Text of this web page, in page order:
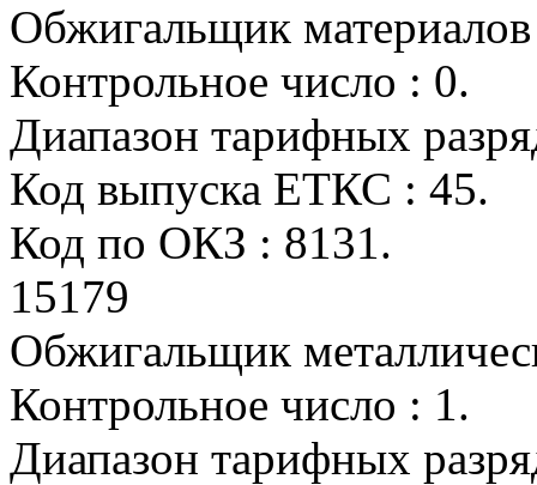
Обжигальщик материалов
Контрольное число : 0.
Диапазон тарифных
Код выпуска ЕТКС : 45.
Код по ОКЗ : 8131.
15179
Обжигальщик
Контрольное число : 1.
Диапазон тарифных